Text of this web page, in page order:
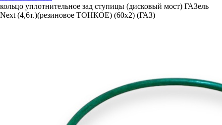
кольцо уплотнительное зад ступицы (дисковый мост) ГАЗель
Next (4,6т.)(резиновое ТОНКОЕ) (60х2) (ГАЗ)